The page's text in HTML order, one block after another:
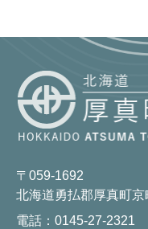
〒059-1692
北海道勇払郡厚真町
電話：0145-27-2321